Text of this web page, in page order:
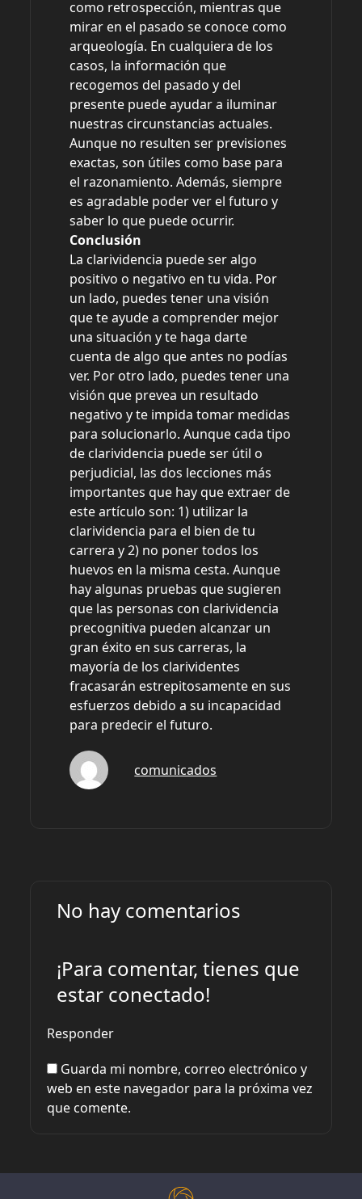
como retrospección, mientras que
mirar en el pasado se conoce como
arqueología. En cualquiera de los
casos, la información que
recogemos del pasado y del
presente puede ayudar a iluminar
nuestras circunstancias actuales.
Aunque no resulten ser previsiones
exactas, son útiles como base para
el razonamiento. Además, siempre
es agradable poder ver el futuro y
saber lo que puede ocurrir.
Conclusión
La clarividencia puede ser algo
positivo o negativo en tu vida. Por
un lado, puedes tener una visión
que te ayude a comprender mejor
una situación y te haga darte
cuenta de algo que antes no podías
ver. Por otro lado, puedes tener una
visión que prevea un resultado
negativo y te impida tomar medidas
para solucionarlo. Aunque cada tipo
de clarividencia puede ser útil o
perjudicial, las dos lecciones más
importantes que hay que extraer de
este artículo son: 1) utilizar la
clarividencia para el bien de tu
carrera y 2) no poner todos los
huevos en la misma cesta. Aunque
hay algunas pruebas que sugieren
que las personas con clarividencia
precognitiva pueden alcanzar un
gran éxito en sus carreras, la
mayoría de los clarividentes
fracasarán estrepitosamente en sus
esfuerzos debido a su incapacidad
para predecir el futuro.
comunicados
No hay comentarios
¡Para comentar, tienes que
estar conectado!
Responder
Guarda mi nombre, correo electrónico y
web en este navegador para la próxima vez
que comente.